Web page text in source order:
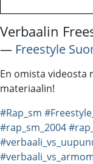
Verbaalin
― Freestyle
En omista videosta
materiaalin!
#Rap_sm
#rap_sm_2004